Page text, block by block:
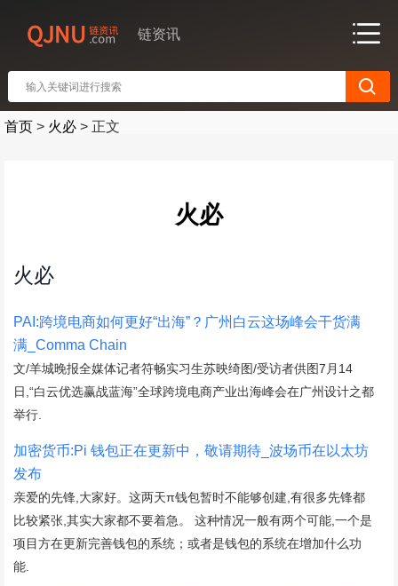
链资讯
首页 > 火必 > 正文
火必
火必
PAI:跨境电商如何更好“出海”？广州白云这场峰会干货满
满_Comma Chain
文/羊城晚报全媒体记者符畅实习生苏映绮图/受访者供图7月14
日,“白云优选赢战蓝海”全球跨境电商产业出海峰会在广州设计之都
举行.
加密货币:Pi 钱包正在更新中，敬请期待_波场币在以太坊
发布
亲爱的先锋,大家好。这两天π钱包暂时不能够创建,有很多先锋都
比较紧张,其实大家都不要着急。 这种情况一般有两个可能,一个是
项目方在更新完善钱包的系统；或者是钱包的系统在增加什么功
能.